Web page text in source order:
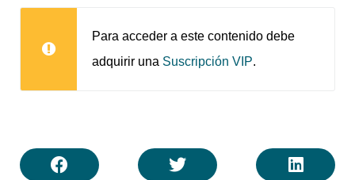
Para acceder a este contenido debe
adquirir una Suscripción VIP.